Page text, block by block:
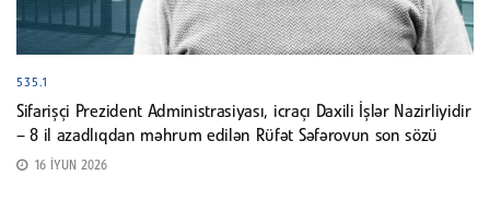
535.1
Sifarişçi Prezident Administrasiyası, icraçı Daxili İşlər Nazirliyidir
– 8 il azadlıqdan məhrum edilən Rüfət Səfərovun son sözü
16 İYUN 2026